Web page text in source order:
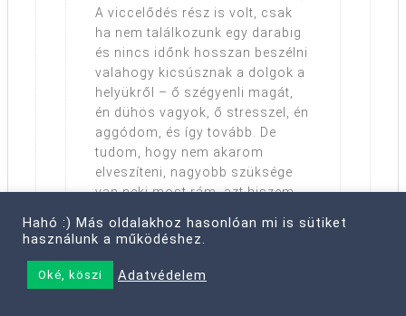
A viccelődés rész is volt, csak
ha nem találkozunk egy darabig
és nincs időnk hosszan beszélni
valahogy kicsúsznak a dolgok a
helyükről – ő szégyenli magát,
én dühös vagyok, ő stresszel, én
aggódom, és így tovább. De
tudom, hogy nem akarom
elveszíteni, nagyobb szüksége
van neki most rám, azt hiszem,
Hahó :) Más oldalakhoz hasonlóan mi is sütiket
használunk a működéshez.
Oké, köszi Adatvédelem